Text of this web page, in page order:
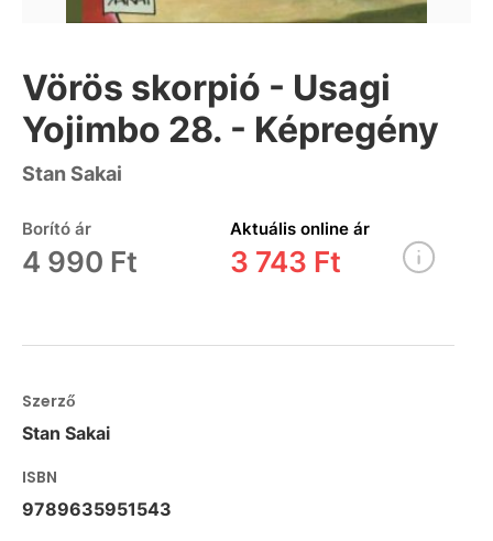
Vörös skorpió - Usagi
Yojimbo 28. - Képregény
Stan Sakai
Borító ár
4 990 Ft
Aktuális online ár
3 743 Ft
Szerző
Stan Sakai
ISBN
9789635951543